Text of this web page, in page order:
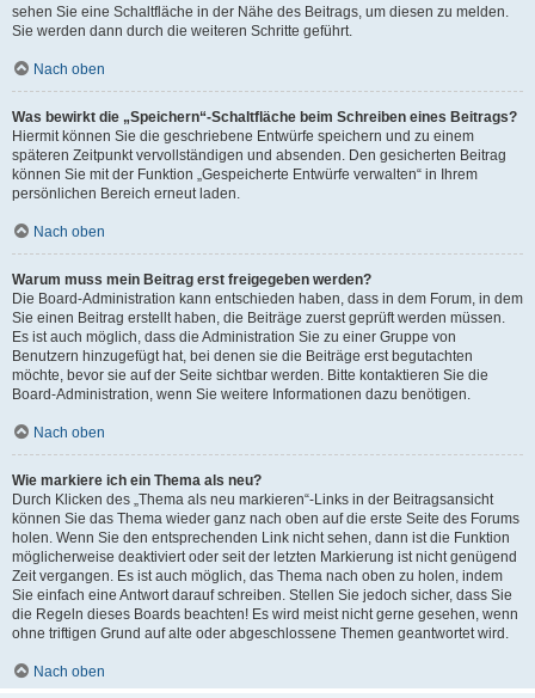
sehen Sie eine Schaltfläche in der Nähe des Beitrags, um diesen zu melden.
Sie werden dann durch die weiteren Schritte geführt.
Nach oben
Was bewirkt die „Speichern“-Schaltfläche beim Schreiben eines Beitrags?
Hiermit können Sie die geschriebene Entwürfe speichern und zu einem
späteren Zeitpunkt vervollständigen und absenden. Den gesicherten Beitrag
können Sie mit der Funktion „Gespeicherte Entwürfe verwalten“ in Ihrem
persönlichen Bereich erneut laden.
Nach oben
Warum muss mein Beitrag erst freigegeben werden?
Die Board-Administration kann entschieden haben, dass in dem Forum, in dem
Sie einen Beitrag erstellt haben, die Beiträge zuerst geprüft werden müssen.
Es ist auch möglich, dass die Administration Sie zu einer Gruppe von
Benutzern hinzugefügt hat, bei denen sie die Beiträge erst begutachten
möchte, bevor sie auf der Seite sichtbar werden. Bitte kontaktieren Sie die
Board-Administration, wenn Sie weitere Informationen dazu benötigen.
Nach oben
Wie markiere ich ein Thema als neu?
Durch Klicken des „Thema als neu markieren“-Links in der Beitragsansicht
können Sie das Thema wieder ganz nach oben auf die erste Seite des Forums
holen. Wenn Sie den entsprechenden Link nicht sehen, dann ist die Funktion
möglicherweise deaktiviert oder seit der letzten Markierung ist nicht genügend
Zeit vergangen. Es ist auch möglich, das Thema nach oben zu holen, indem
Sie einfach eine Antwort darauf schreiben. Stellen Sie jedoch sicher, dass Sie
die Regeln dieses Boards beachten! Es wird meist nicht gerne gesehen, wenn
ohne triftigen Grund auf alte oder abgeschlossene Themen geantwortet wird.
Nach oben